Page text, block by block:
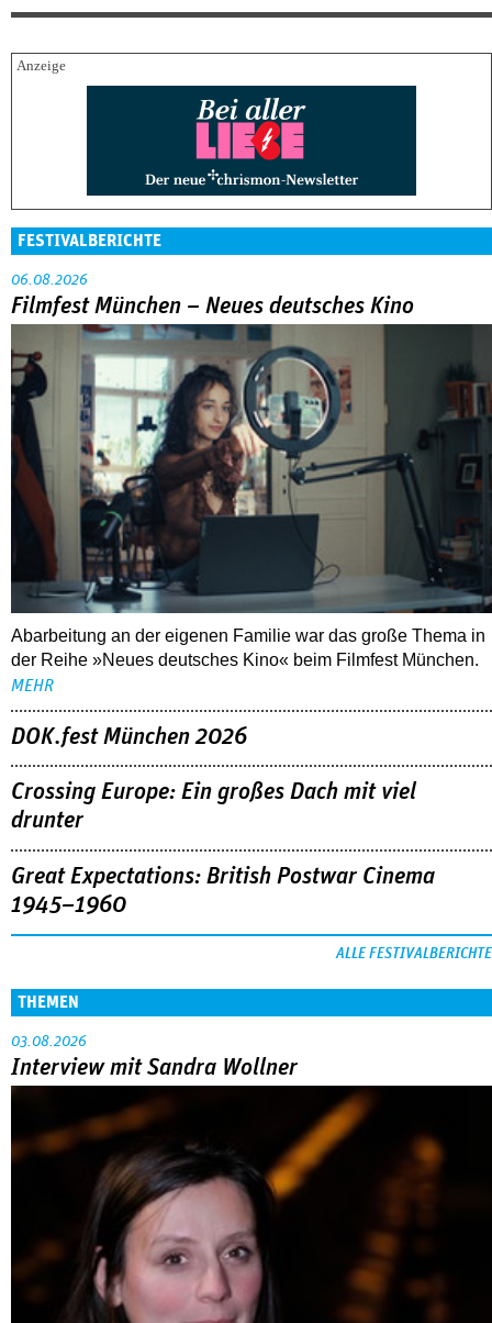
FESTIVALBERICHTE
06.08.2026
Filmfest München – Neues deutsches Kino
Abarbeitung an der eigenen Familie war das große Thema in
der Reihe »Neues deutsches Kino« beim Filmfest München.
MEHR
DOK.fest München 2026
Crossing Europe: Ein großes Dach mit viel
drunter
Great Expectations: British Postwar Cinema
1945–1960
ALLE FESTIVALBERICHTE
THEMEN
03.08.2026
Interview mit Sandra Wollner